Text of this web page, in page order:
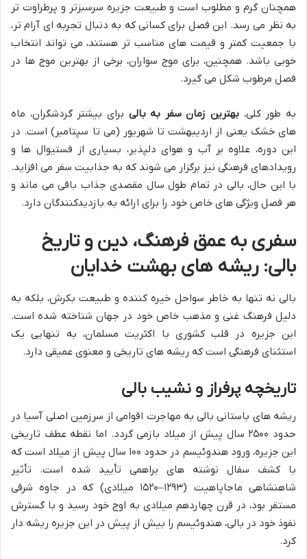
همچنان گرم و مطلوب است و طبیعت جزیره سرسبزتر و پرطراوت تر
به نظر می رسد. این فصل برای کسانی که به دنبال تجربه ای آرام تر،
با جمعیت کمتر و قیمت های مناسب تر هستند، می تواند انتخاب
خوبی باشد. همچنین، برای موج سواران، برخی از بهترین موج ها در
فصل مرطوب شکل می گیرد.
به طور کلی، بهترین زمان سفر به بالی برای بیشتر گردشگران، ماه
های خشک یعنی از اردیبهشت تا شهریور (می تا سپتامبر) است. در
این دوره، علاوه بر آب و هوای دلپذیر، بسیاری از فستیوال ها و
رویدادهای فرهنگی نیز برگزار می شوند که به جذابیت سفر می افزاید.
با این حال، بالی در تمام طول سال مقصدی جذاب باقی می ماند و
هر فصل ویژگی های خاص خود را برای ارائه به بازدیدکنندگان دارد.
سفری به عمق فرهنگ، دین و تاریخ
بالی: ریشه های بهشت خدایان
بالی نه تنها به خاطر سواحل خیره کننده و طبیعت بکرش، بلکه به
دلیل فرهنگ غنی و مذهب خاص خود در جهان شناخته شده است.
این جزیره در قلب کشوری با اکثریت مسلمان، به تنهایی یک
استثنای فرهنگی است که ریشه های تاریخی و معنوی عمیقی دارد.
تاریخچه پرفراز و نشیب بالی
ریشه های باستانی بالی به مهاجرت اقوامی از سرزمین اصلی آسیا در
حدود ۲۵۰۰ سال پیش از میلاد بازمی گردد. اما نقطه عطف تاریخی
این جزیره، ورود هندوئیسم در حدود ۱۰۰ سال پیش از میلاد است که
با کشف سفال نوشته های براهمی تأیید شده است. تأثیر
شاهنشاهی ماجاپاهیت (۱۲۹۳–۱۵۲۰ میلادی) که در جاوه شرقی
مستقر بود، در قرن چهاردهم میلادی به اوج خود رسید و با گسترش
نفوذ خود در بالی، هندوئیسم را بیش از پیش در این جزیره ریشه دار
کرد.